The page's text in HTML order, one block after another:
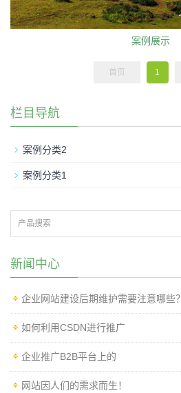
案例展示
首页 1
栏目导航
案例分类2
案例分类1
新闻中心
企业网站建设后期维护需要注意哪些？
如何利用CSDN进行推广
企业推广B2B平台上的
网站因人们的需求而生！